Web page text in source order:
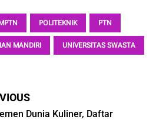
POLITEKNIK PTN
MANDIRI UNIVERSITAS SWASTA
Dunia Kuliner, Daftar